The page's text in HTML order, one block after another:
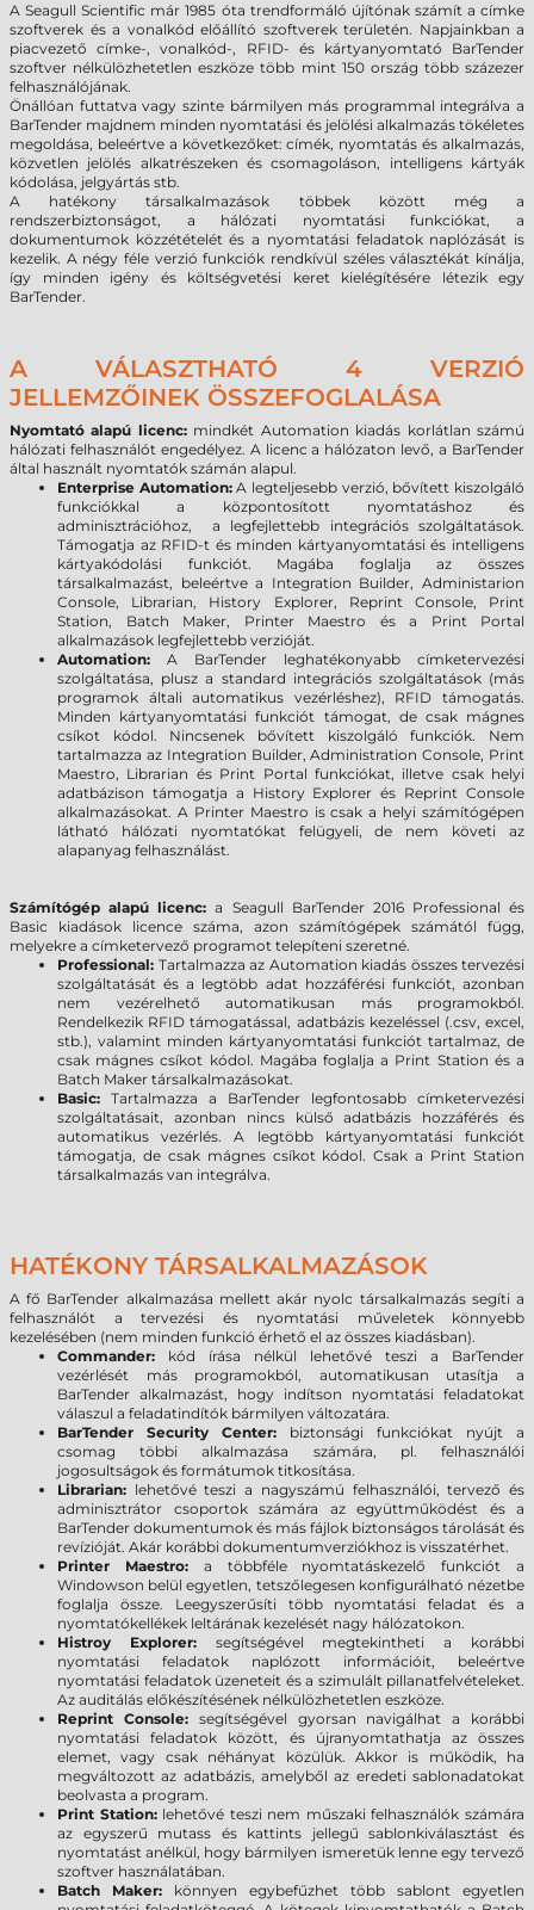
A Seagull Scientific már 1985 óta trendformáló újítónak számít a címke
szoftverek és a vonalkód előállító szoftverek területén. Napjainkban a
piacvezető címke-, vonalkód-, RFID- és kártyanyomtató BarTender
szoftver nélkülözhetetlen eszköze több mint 150 ország több százezer
felhasználójának.
Önállóan futtatva vagy szinte bármilyen más programmal integrálva a
BarTender majdnem minden nyomtatási és jelölési alkalmazás tökéletes
megoldása, beleértve a következőket: címék, nyomtatás és alkalmazás,
közvetlen jelölés alkatrészeken és csomagoláson, intelligens kártyák
kódolása, jelgyártás stb.
A hatékony társalkalmazások többek között még a
rendszerbiztonságot, a hálózati nyomtatási funkciókat, a
dokumentumok közzétételét és a nyomtatási feladatok naplózását is
kezelik. A négy féle verzió funkciók rendkívül széles választékát kínálja,
így minden igény és költségvetési keret kielégítésére létezik egy
BarTender.
A VÁLASZTHATÓ 4 VERZIÓ
JELLEMZŐINEK ÖSSZEFOGLALÁSA
Nyomtató alapú licenc:mindkét Automation kiadás korlátlan számú
hálózati felhasználót engedélyez. A licenc a hálózaton levő, a BarTender
által használt nyomtatók számán alapul.
Enterprise Automation:A legteljesebb verzió, bővített kiszolgáló
funkciókkal a központosított nyomtatáshoz és
adminisztrációhoz, a legfejlettebb integrációs szolgáltatások.
Támogatja az RFID-t és minden kártyanyomtatási és intelligens
kártyakódolási funkciót. Magába foglalja az összes
társalkalmazást, beleértve a Integration Builder, Administarion
Console, Librarian, History Explorer, Reprint Console, Print
Station, Batch Maker, Printer Maestro és a Print Portal
alkalmazások legfejlettebb verzióját.
Automation: A BarTender leghatékonyabb címketervezési
szolgáltatása, plusz a standard integrációs szolgáltatások (más
programok általi automatikus vezérléshez), RFID támogatás.
Minden kártyanyomtatási funkciót támogat, de csak mágnes
csíkot kódol. Nincsenek bővített kiszolgáló funkciók. Nem
tartalmazza az Integration Builder, Administration Console, Print
Maestro, Librarian és Print Portal funkciókat, illetve csak helyi
adatbázison támogatja a History Explorer és Reprint Console
alkalmazásokat. A Printer Maestro is csak a helyi számítógépen
látható hálózati nyomtatókat felügyeli, de nem követi az
alapanyag felhasználást.
Számítógép alapú licenc:a Seagull BarTender 2016 Professional és
Basic kiadások licence száma, azon számítógépek számától függ,
melyekre a címketervező programot telepíteni szeretné.
Professional: Tartalmazza az Automation kiadás összes tervezési
szolgáltatását és a legtöbb adat hozzáférési funkciót, azonban
nem vezérelhető automatikusan más programokból.
Rendelkezik RFID támogatással, adatbázis kezeléssel (.csv, excel,
stb.), valamint minden kártyanyomtatási funkciót tartalmaz, de
csak mágnes csíkot kódol. Magába foglalja a Print Station és a
Batch Maker társalkalmazásokat.
Basic: Tartalmazza a BarTender legfontosabb címketervezési
szolgáltatásait, azonban nincs külső adatbázis hozzáférés és
automatikus vezérlés. A legtöbb kártyanyomtatási funkciót
támogatja, de csak mágnes csíkot kódol. Csak a Print Station
társalkalmazás van integrálva.
HATÉKONY TÁRSALKALMAZÁSOK
A fő BarTender alkalmazása mellett akár nyolc társalkalmazás segíti a
felhasználót a tervezési és nyomtatási műveletek könnyebb
kezelésében (nem minden funkció érhető el az összes kiadásban).
Commander: kód írása nélkül lehetővé teszi a BarTender
vezérlését más programokból, automatikusan utasítja a
BarTender alkalmazást, hogy indítson nyomtatási feladatokat
válaszul a feladatindítók bármilyen változatára.
BarTender Security Center: biztonsági funkciókat nyújt a
csomag többi alkalmazása számára, pl. felhasználói
jogosultságok és formátumok titkosítása.
Librarian: lehetővé teszi a nagyszámú felhasználói, tervező és
adminisztrátor csoportok számára az együttműködést és a
BarTender dokumentumok és más fájlok biztonságos tárolását és
revízióját. Akár korábbi dokumentumverziókhoz is visszatérhet.
Printer Maestro:a többféle nyomtatáskezelő funkciót a
Windowson belül egyetlen, tetszőlegesen konfigurálható nézetbe
foglalja össze. Leegyszerűsíti több nyomtatási feladat és a
nyomtatókellékek leltárának kezelését nagy hálózatokon.
Histroy Explorer:segítségével megtekintheti a korábbi
nyomtatási feladatok naplózott információit, beleértve
nyomtatási feladatok üzeneteit és a szimulált pillanatfelvételeket.
Az auditálás előkészítésének nélkülözhetetlen eszköze.
Reprint Console:segítségével gyorsan navigálhat a korábbi
nyomtatási feladatok között, és újranyomtathatja az összes
elemet, vagy csak néhányat közülük. Akkor is működik, ha
megváltozott az adatbázis, amelyből az eredeti sablonadatokat
beolvasta a program.
Print Station: lehetővé teszi nem műszaki felhasználók számára
az egyszerű mutass és kattints jellegű sablonkiválasztást és
nyomtatást anélkül, hogy bármilyen ismeretük lenne egy tervező
szoftver használatában.
Batch Maker: könnyen egybefűzhet több sablont egyetlen